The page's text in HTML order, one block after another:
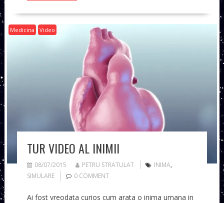
Medicina Video
TUR VIDEO AL INIMII
08/07/2015 PETRU STRATULAT INIMA,
SIMULARE
0 COMMENT
Ai fost vreodata curios cum arata o inima umana in